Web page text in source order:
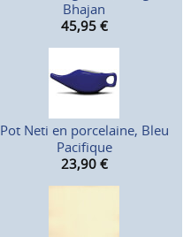
Bhajan
45,95 €
Pot Neti en porcelaine, Bleu
Pacifique
23,90 €